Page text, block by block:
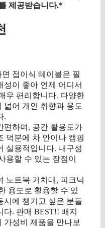
제공받습니다.*
접이식 테이블은 필
성이 좋아 언제 어디서
우 편리합니다. 다양한
넓어 개인 취향과 용도
.
편하며, 공간 활용도가
덕분에 차 안이나 캠핑
실용적입니다. 내구성
용할 수 있는 장점이
노트북 거치대, 피크닉
용도로 활용할 수 있
시에 챙기고 싶은 분들
. 판매 BEST!! 배지
가성비 제품을 만나보